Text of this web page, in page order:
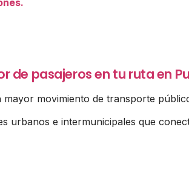
de pasajeros en tu ruta en
mayor movimiento de transporte
urbanos e intermunicipales que